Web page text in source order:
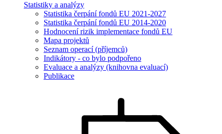
Statistiky a analýzy
Statistika čerpání fondů EU 2021-2027
Statistika čerpání fondů EU 2014-2020
Hodnocení rizik implementace fondů EU
Mapa projektů
Seznam operací (příjemců)
Indikátory - co bylo podpořeno
Evaluace a analýzy (knihovna evaluací)
Publikace